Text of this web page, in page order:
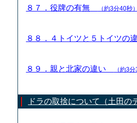
８７．役牌の有無 （約3分40秒）
８８．４トイツと５トイツの
８９．親と北家の違い （約3分
ドラの取捨について（土田の